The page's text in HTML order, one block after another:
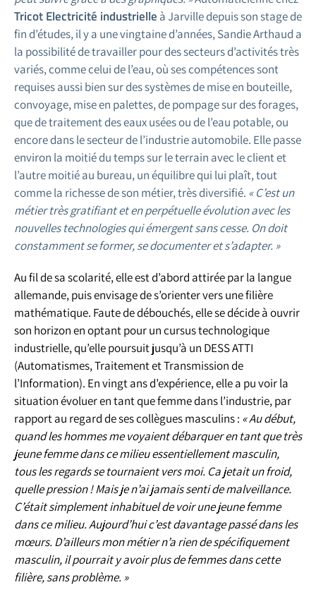
Tricot Electricité industrielle à Jarville depuis son stage de
fin d’études, il y a une vingtaine d’années, Sandie Arthaud a
la possibilité de travailler pour des secteurs d’activités très
variés, comme celui de l’eau, où ses compétences sont
requises aussi bien sur des systèmes de mise en bouteille,
convoyage, mise en palettes, de pompage sur des forages,
que de traitement des eaux usées ou de l’eau potable, ou
encore dans le secteur de l’industrie automobile. Elle passe
environ la moitié du temps sur le terrain avec le client et
l’autre moitié au bureau, un équilibre qui lui plaît, tout
comme la richesse de son métier, très diversifié. « C’est un
métier très gratifiant et en perpétuelle évolution avec les
nouvelles technologies qui émergent sans cesse. On doit
constamment se former, se documenter et s’adapter. »
Au fil de sa scolarité, elle est d’abord attirée par la langue
allemande, puis envisage de s’orienter vers une filière
mathématique. Faute de débouchés, elle se décide à ouvrir
son horizon en optant pour un cursus technologique
industrielle, qu’elle poursuit jusqu’à un DESS ATTI
(Automatismes, Traitement et Transmission de
l’Information). En vingt ans d’expérience, elle a pu voir la
situation évoluer en tant que femme dans l’industrie, par
rapport au regard de ses collègues masculins : « Au début,
quand les hommes me voyaient débarquer en tant que très
jeune femme dans ce milieu essentiellement masculin,
tous les regards se tournaient vers moi. Ça jetait un froid,
quelle pression ! Mais je n’ai jamais senti de malveillance.
C’était simplement inhabituel de voir une jeune femme
dans ce milieu. Aujourd’hui c’est davantage passé dans les
mœurs. D’ailleurs mon métier n’a rien de spécifiquement
masculin, il pourrait y avoir plus de femmes dans cette
filière, sans problème. »